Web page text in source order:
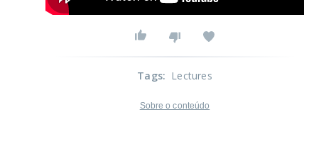
Tags: Lectures
Sobre o conteúdo